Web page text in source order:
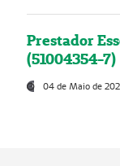
Prestador
(51004354-7)
04 de Maio de